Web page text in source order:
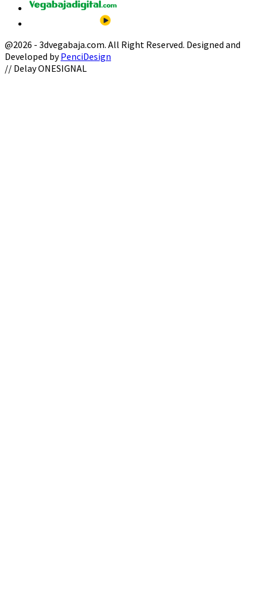
@2026 - 3dvegabaja.com. All Right Reserved. Designed and
Developed byPenciDesign
Facebook
Twitter
Instagram
Youtube
Email
// Delay ONESIGNAL